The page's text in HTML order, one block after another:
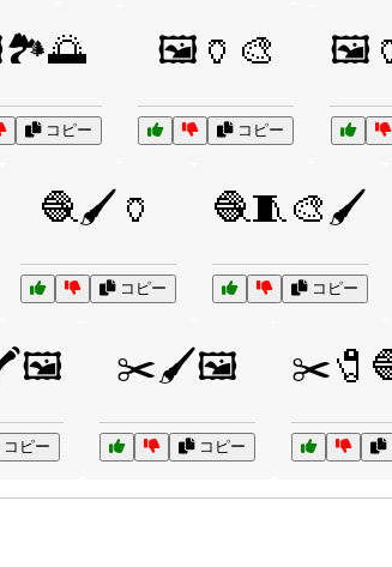
コピー
🖼️🏺🎨
コピー
🧶🖌️🏺
コピー
🧶🧵🎨🖌️
コピー
コピー
✂️🖌️🖼️
コピー